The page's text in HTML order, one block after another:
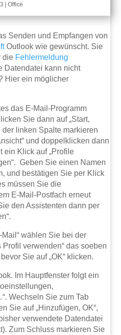
|Office
Senden und Empfangen von
Outlook wie gewünscht. Sie
die Fehlermeldung
Datendatei kann nicht
Hier ein möglicher
das E-Mail-Programm
Sie dann auf „Start,
der linken Spalte markieren
und doppelklicken dann
ein Klick auf „Profile
Geben Sie einen Namen
und bestätigen Sie per Klick
müssen Sie die
E-Mail-Postfach erneut
den Assistenten dann per
wählen Sie bei der
Profil verwenden“ das soeben
Sie auf „OK“ klicken.
Im Hauptfenster folgt ein
Wechseln Sie zum Tab
Sie auf „Hinzufügen, OK“,
verwendete Datendatei
Zum Schluss markieren Sie